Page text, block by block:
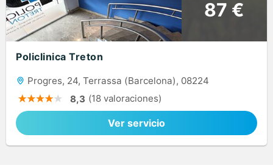
87 €
Policlinica Treton
Progres, 24, Terrassa (Barcelona), 08224
8,3 (18 valoraciones)
Ver servicio